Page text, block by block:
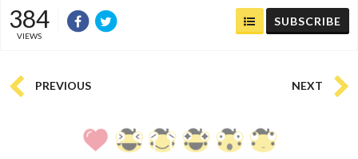
384
VIEWS
SUBSCRIBE
PREVIOUS NEXT